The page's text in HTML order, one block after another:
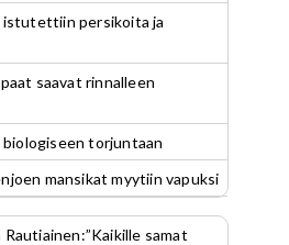
istutettiin persikoita ja
saavat rinnalleen
torjuntaan
mansikat myytiin vapuksi
samat